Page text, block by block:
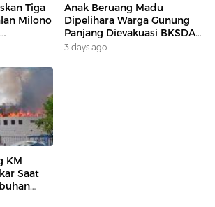
Tiga
Milono
Anak Beruang Madu
Dipelihara Warga Gunung
Panjang Dievakuasi BKSDA
Dan DAMKAR
3 days ago
KM
Saat